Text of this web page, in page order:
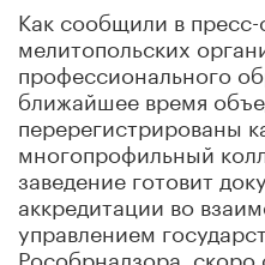
Как сообщили в
мелитопольских
профессионального
ближайшее время
перерегистрированы
многопрофильный
заведение готовит
аккредитации во
управлением
Рособрнадзора, скоро